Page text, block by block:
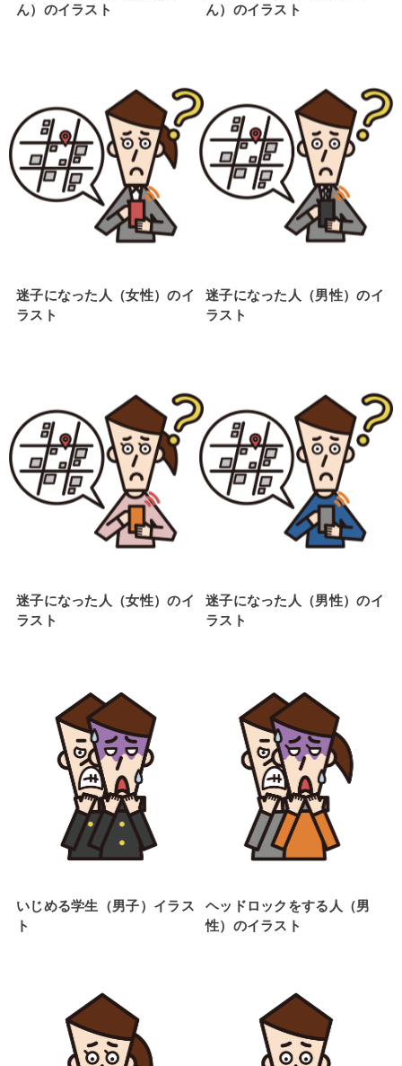
ん）のイラスト
ん）のイラスト
迷子になった人（女性）のイ
ラスト
迷子になった人（男性）のイ
ラスト
迷子になった人（女性）のイ
ラスト
迷子になった人（男性）のイ
ラスト
いじめる学生（男子）イラス
ト
ヘッドロックをする人（男
性）のイラスト